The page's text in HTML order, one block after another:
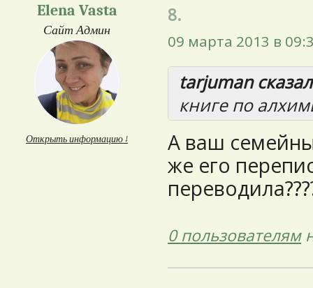
Elena Vasta
Сайт Админ
Открыть информацию ↓
8.
09 марта 2013 в
tarjuman
книге по
А ваш
же его
0 пользователям